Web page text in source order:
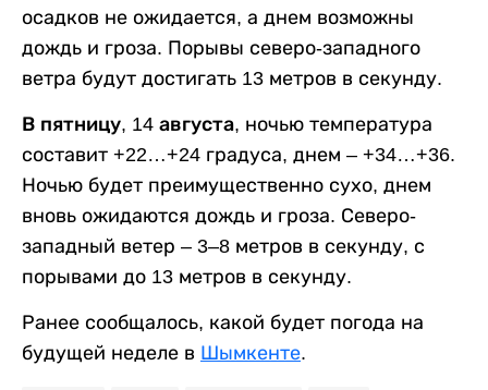
осадков не ожидается, а днем возможны
дождь и гроза. Порывы северо-западного
ветра будут достигать 13 метров в секунду.
В пятницу, 14 августа, ночью температура
составит +22…+24 градуса, днем – +34…+36.
Ночью будет преимущественно сухо, днем
вновь ожидаются дождь и гроза. Северо-
западный ветер – 3–8 метров в секунду, с
порывами до 13 метров в секунду.
Ранее сообщалось, какой будет погода на
будущей неделе в Шымкенте.